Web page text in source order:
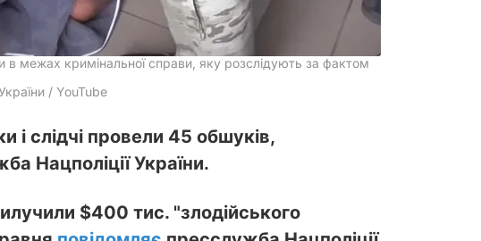
в межах кримінальної справи, яку розслідують за фактом
/ YouTube
і слідчі провели 45 обшуків,
Нацполіції України.
$400 тис. "злодійського